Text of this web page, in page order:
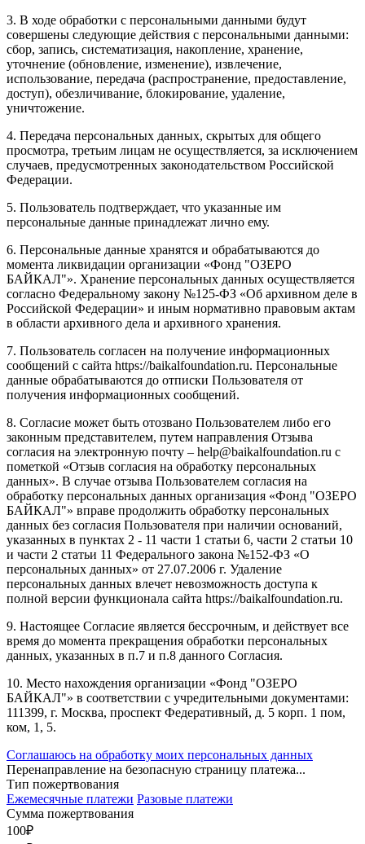
3. В ходе обработки с персональными данными будут
совершены следующие действия с персональными данными:
сбор, запись, систематизация, накопление, хранение,
уточнение (обновление, изменение), извлечение,
использование, передача (распространение, предоставление,
доступ), обезличивание, блокирование, удаление,
уничтожение.
4. Передача персональных данных, скрытых для общего
просмотра, третьим лицам не осуществляется, за исключением
случаев, предусмотренных законодательством Российской
Федерации.
5. Пользователь подтверждает, что указанные им
персональные данные принадлежат лично ему.
6. Персональные данные хранятся и обрабатываются до
момента ликвидации организации «Фонд "ОЗЕРО
БАЙКАЛ"». Хранение персональных данных осуществляется
согласно Федеральному закону №125-ФЗ «Об архивном деле в
Российской Федерации» и иным нормативно правовым актам
в области архивного дела и архивного хранения.
7. Пользователь согласен на получение информационных
сообщений с сайта https://baikalfoundation.ru. Персональные
данные обрабатываются до отписки Пользователя от
получения информационных сообщений.
8. Согласие может быть отозвано Пользователем либо его
законным представителем, путем направления Отзыва
согласия на электронную почту – help@baikalfoundation.ru с
пометкой «Отзыв согласия на обработку персональных
данных». В случае отзыва Пользователем согласия на
обработку персональных данных организация «Фонд "ОЗЕРО
БАЙКАЛ"» вправе продолжить обработку персональных
данных без согласия Пользователя при наличии оснований,
указанных в пунктах 2 - 11 части 1 статьи 6, части 2 статьи 10
и части 2 статьи 11 Федерального закона №152-ФЗ «О
персональных данных» от 27.07.2006 г. Удаление
персональных данных влечет невозможность доступа к
полной версии функционала сайта https://baikalfoundation.ru.
9. Настоящее Согласие является бессрочным, и действует все
время до момента прекращения обработки персональных
данных, указанных в п.7 и п.8 данного Согласия.
10. Место нахождения организации «Фонд "ОЗЕРО
БАЙКАЛ"» в соответствии с учредительными документами:
111399, г. Москва, проспект Федеративный, д. 5 корп. 1 пом,
ком, 1, 5.
Соглашаюсь на обработку моих персональных данных
Перенаправление на безопасную страницу платежа...
Тип пожертвования
Ежемесячные платежи Разовые платежи
Сумма пожертвования
100₽